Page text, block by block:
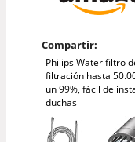
Compartir:
Philips Water filtro
filtración hasta
un 99%, fácil de
duchas